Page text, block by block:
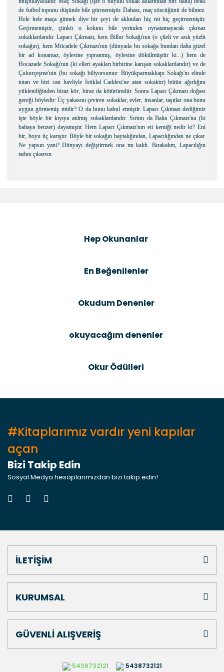
de futbol topunu düşünde bile görmemiştir. Dahası, maç sözcüğünü de bilmez.
Hele hele maça gitmek diye bir şeyi de aklından hiç mi hiç geçirmemiştir.
Geçirmemiştir, çünkü o kolunu bile yerinden oynatamayacak çıkmaz
sokaklardandır. Lapacı Çıkmazı, hem Billur Sokağı'nın (o çileli ve asık yüzlü
sokağın), hem Mücadele Çıkmazı'nın (dünyada bu sokağa bundan daha güzel
bir ad konamaz, öylesine yıpranmış, öylesine dökülmüştür ki...) hem de
Hocazade Sokağı'nın (ki elleri ayakları birbirine karışan sokaklardandır) ve de
Çukurçeşme'nin (bu sokağı biliyorsunuz: Büyükparmakkapı Sokağı'nı elinde
tutan ve bizi can havliyle İstiklal Caddesi'ne atan sokaktır) bütün ağırlığını
yüklendiğinden biraz kör, biraz da kötürümdür. Sonra Lapacı Çıkmazı doğası
gereği böyledir: Üç yakasını çeviren sokaklar, evler, insanlar, taşıtlar ona bunu
uygun görmemiş midir? O da bunu kabul etmiştir. Lapacı Çıkmazı dediğimiz
işte böyle bir kıyıya atılmış sokaklardandır. Sırtını da Balta Çıkmazı'na (ki
baltaya benzer) dayamıştır. Hem Lapacı Çıkmazı'nın eti kemiği nedir ki? Eni
bir, boyu üç karıştır. Böyle bir sokağın haytalığından, Lapacılığından ne çıkar.
Ne yapsın yani? Dünyayı değiştirmek ona mı kaldı. Bırakalım, Lapacılığın
tadını çıkarsın.
Ürün açıklamasında eksik bilgiler bulunuyor.
Ürün fiyatı diğer sitelerden daha pahalı.
Hep Okunanlar
En Beğenilenler
Okudum Denenler
okuyacağım denenler
Okur Ödülleri
#Kitaplarımız vardır yeni kapılar
açan
Bizi Takip Edin
Sosyal Medya hesaplarımızdan bizi takip edin!
İLETİŞİM
KURUMSAL
GÜVENLİ ALIŞVERİŞ
5438732121 5438732121